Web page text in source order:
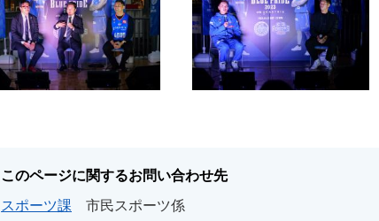
このページに関するお問い合わせ先
スポーツ課
市民スポーツ係